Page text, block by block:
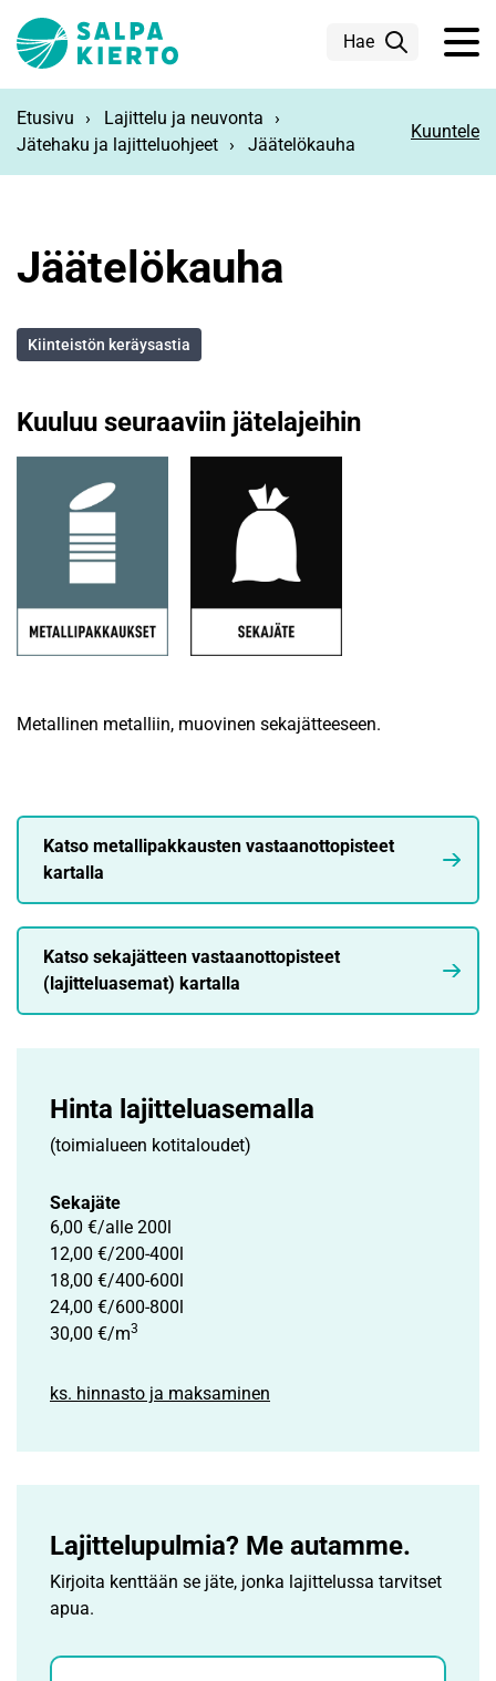
Hae
Etusivu
Lajittelu ja neuvonta
Jätehaku ja lajitteluohjeet
Jäätelökauha
Kuuntele
Jäätelökauha
Kiinteistön keräysastia
Kuuluu seuraaviin jätelajeihin
Metallinen metalliin, muovinen sekajätteeseen.
Katso metallipakkausten vastaanottopisteet
kartalla
Katso sekajätteen vastaanottopisteet
(lajitteluasemat) kartalla
Hinta lajittelu­asemalla
(toimialueen kotitaloudet)
Sekajäte
6,00 €/alle 200l
12,00 €/200-400l
18,00 €/400-600l
24,00 €/600-800l
30,00 €/m3
ks. hinnasto ja maksaminen
Lajittelupulmia? Me autamme.
Kirjoita kenttään se jäte, jonka lajittelussa tarvitset
apua.
Jätehaku